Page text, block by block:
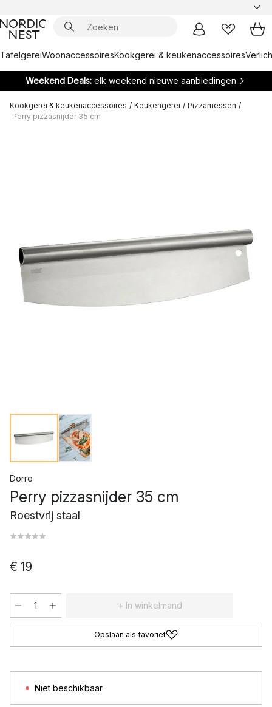
TafelgereiWoonaccessoiresKookgerei & keukenaccessoires
Weekend Deals: elk weekend nieuwe aanbiedingen
Kookgerei & keukenaccessoires / Keukengerei / Pizzamessen /
Perry pizzasnijder 35 cm
Dorre
Perry pizzasnijder 35 cm
Roestvrij staal
€ 19
+ In winkelmand
Opslaan als favoriet
Niet beschikbaar